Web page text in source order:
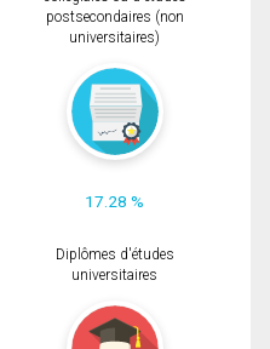
postsecondaires (non
universitaires)
17.28 %
Diplômes d'études
universitaires